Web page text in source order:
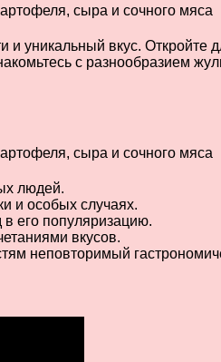
уникальный вкус. Откройте
с разнообразием
людей.
и особых случаях.
его популяризацию.
вкусов.
неповторимый